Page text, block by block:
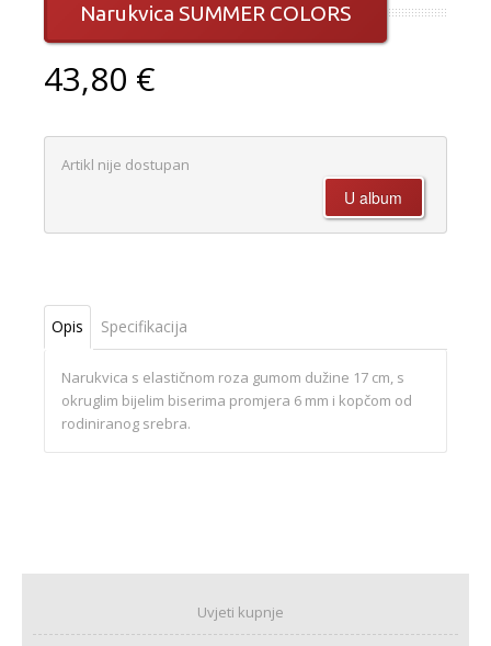
Narukvica SUMMER COLORS
43,80 €
Artikl nije dostupan
Opis Specifikacija
Narukvica s elastičnom roza gumom dužine 17 cm, s
okruglim bijelim biserima promjera 6 mm i kopčom od
rodiniranog srebra.
Uvjeti kupnje